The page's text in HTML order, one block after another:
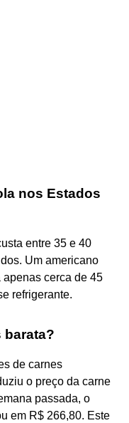
nos Estados
entre 35 e 40
Um americano
cerca de 45
refrigerante.
barata?
de carnes
o preço da carne
passada, o
em R$ 266,80. Este